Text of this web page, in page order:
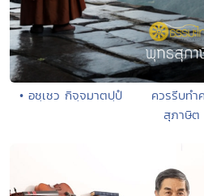
• อชฺเชว กิจฺจมาตปฺปํ ควรรีบทำค
สุภาษิต